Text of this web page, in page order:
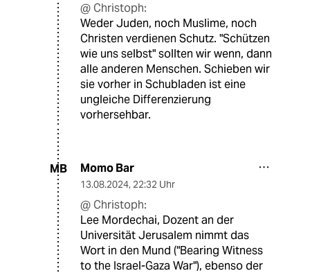
@ Christoph:
Weder Juden, noch Muslime, noch
Christen verdienen Schutz. "Schützen
wie uns selbst" sollten wir wenn, dann
alle anderen Menschen. Schieben wir
sie vorher in Schubladen ist eine
ungleiche Differenzierung
vorhersehbar.
MB Momo Bar
13.08.2024, 22:32 Uhr
@ Christoph:
Lee Mordechai, Dozent an der
Universität Jerusalem nimmt das
Wort in den Mund ("Bearing Witness
to the Israel-Gaza War"), ebenso der